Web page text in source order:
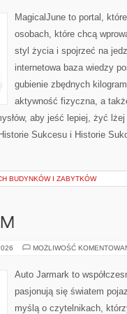
MagicalJune to portal,
osobach, które chcą
styl życia i spojrzeć na
internetowa baza wiedzy
gubienie zbędnych
aktywność fizyczna, a
aby jeść lepiej, żyć
Sukcesu i Historie
BUDYNKÓW I ZABYTKÓW
MOŻLIWOŚĆ
Auto Jarmark to
pasjonują się światem
myślą o czytelnikach,